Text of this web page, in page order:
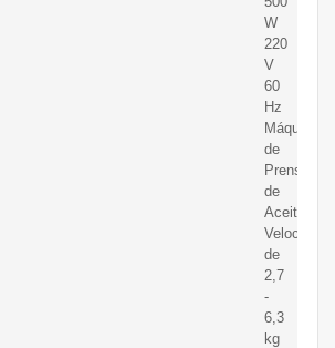
W
220
V
60
Hz
Máquina
de
Prensa
de
Aceite,
Velocidad
de
2,7
-
6,3
kg